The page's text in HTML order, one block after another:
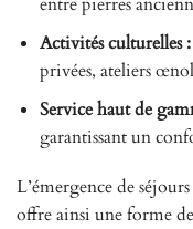
Activités culturelles :
privées, ateliers
Service haut de
garantissant un
L’émergence de
offre ainsi une forme